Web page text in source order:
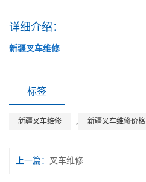
详细介绍：
新疆叉车维修
标签
新疆叉车维修 新疆叉车维修价格
上一篇： 叉车维修